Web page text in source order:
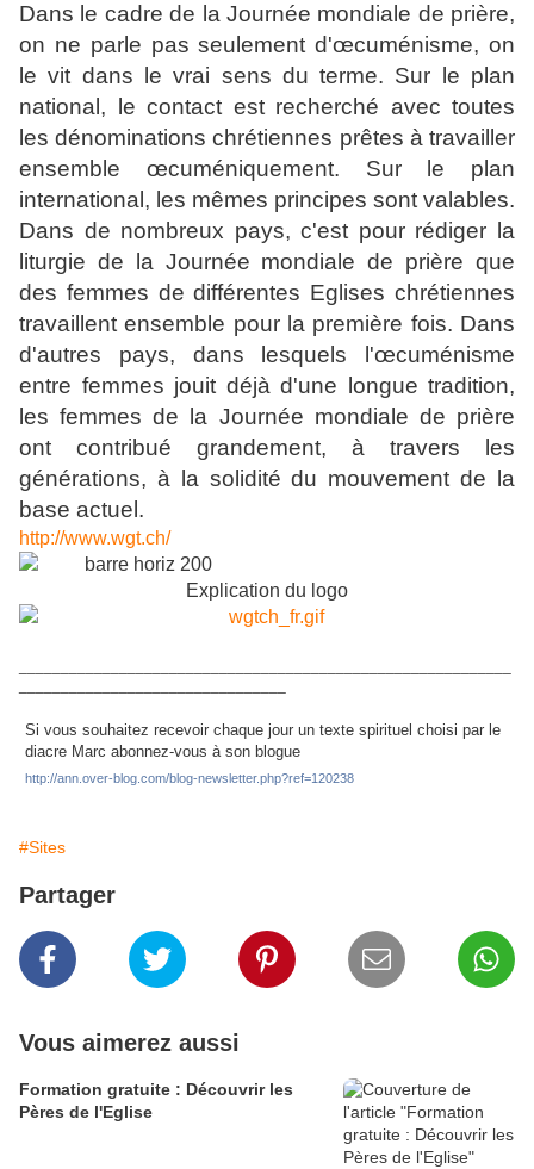
Dans le cadre de la Journée mondiale de prière,
on ne parle pas seulement d'œcuménisme, on
le vit dans le vrai sens du terme. Sur le plan
national, le contact est recherché avec toutes
les dénominations chrétiennes prêtes à travailler
ensemble œcuméniquement. Sur le plan
international, les mêmes principes sont valables.
Dans de nombreux pays, c'est pour rédiger la
liturgie de la Journée mondiale de prière que
des femmes de différentes Eglises chrétiennes
travaillent ensemble pour la première fois. Dans
d'autres pays, dans lesquels l'œcuménisme
entre femmes jouit déjà d'une longue tradition,
les femmes de la Journée mondiale de prière
ont contribué grandement, à travers les
générations, à la solidité du mouvement de la
base actuel.
http://www.wgt.ch/
Explication du logo
Si vous souhaitez recevoir chaque jour un texte spirituel choisi par le
diacre Marc abonnez-vous à son blogue
http://ann.over-blog.com/blog-newsletter.php?ref=120238
#Sites
Partager
Vous aimerez aussi
Formation gratuite : Découvrir les
Pères de l'Eglise